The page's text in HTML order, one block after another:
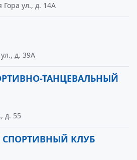
Гора ул., д. 14А
д. 39А
ТАНЦЕВАЛЬНЫЙ
д. 55
СПОРТИВНЫЙ КЛУБ